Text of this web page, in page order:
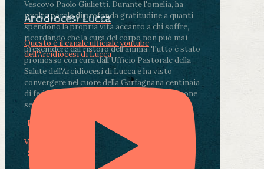
Vescovo Paolo Giulietti. Durante l'omelia, ha
rivolto parole di profonda gratitudine a quanti
spendono la propria vita accanto a chi soffre,
ricordando che la cura del corpo non può mai
prescindere dal ristoro dell'anima..Tutto è stato
promosso con cura dall'Ufficio Pastorale della
Salute dell'Arcidiocesi di Lucca e ha visto
convergere nel cuore della Garfagnana centinaia
di fedeli, operatori sanitari, volontari e persone
segnate dalla malattia.
Photo
View on Facebook
· Share
Arcidiocesi Lucca
Questo è il canale ufficiale youtube
dell'Arcidiocesi di Lucca